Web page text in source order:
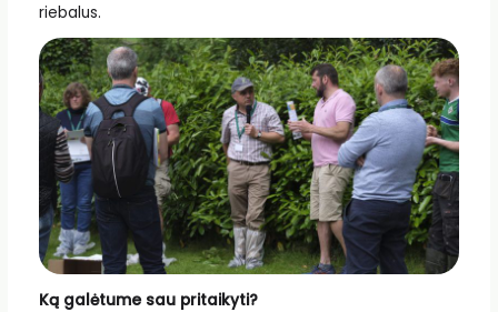
riebalus.
Ką galėtume sau pritaikyti?